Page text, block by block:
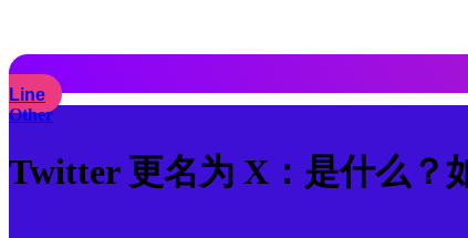
Line
Other
Twitter 更名为 X：是什么？